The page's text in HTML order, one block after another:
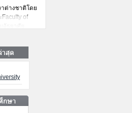
ต่างชาติโดย
of